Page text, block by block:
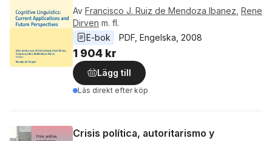
Av Francisco J. Ruiz de Mendoza Ibanez Rene
Dirven m. fl.
E-bok
PDF Engelska 2008
1 904 kr
Lägg till
Läs direkt efter köp
Crisis política, autoritarismo y